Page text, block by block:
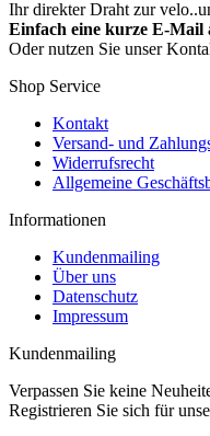
Ihr direkter Draht zur
Einfach eine kurze E-Mail
Oder nutzen Sie unser
Shop Service
Kontakt
Versand- und
Widerrufsrecht
Allgemeine
Informationen
Kundenmailing
Über uns
Datenschutz
Impressum
Kundenmailing
Verpassen Sie keine
Registrieren Sie sich für